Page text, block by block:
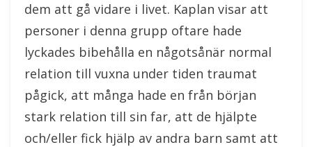
dem att gå vidare i livet. Kaplan visar att
personer i denna grupp oftare hade
lyckades bibehålla en någotsånär normal
relation till vuxna under tiden traumat
pågick, att många hade en från början
stark relation till sin far, att de hjälpte
och/eller fick hjälp av andra barn samt att